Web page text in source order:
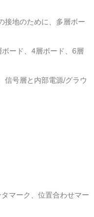
接地のために、多層ボー
ード、4層ボード、6層
信号層と内部電源/グラウ
マーク、位置合わせマー